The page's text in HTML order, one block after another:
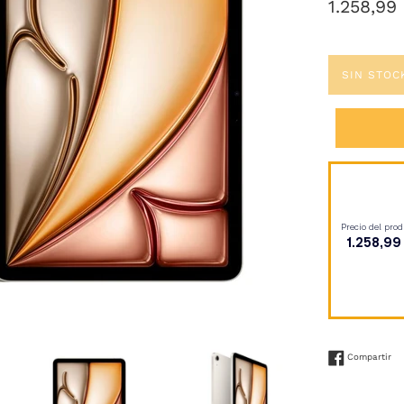
1.258,99
SIN
Compartir